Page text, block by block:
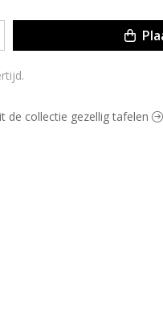
de collectie gezellig tafelen